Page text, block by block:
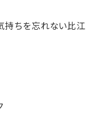
持ちを忘れない比江